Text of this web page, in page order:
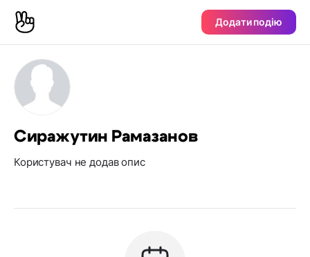
Додати подію
Сиражутин Рамазанов
Користувач не додав опис